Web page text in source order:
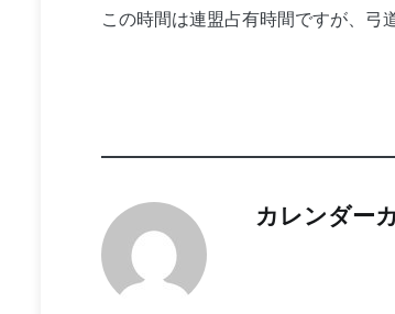
この時間は連盟占有時間ですが、弓
カレンダー